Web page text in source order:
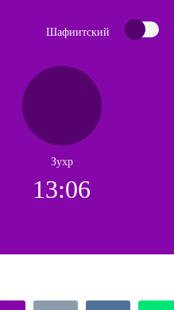
Шафиитский
Зухр
13:06